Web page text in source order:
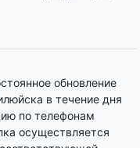
обновление
в течение дня
по телефонам
осуществляется